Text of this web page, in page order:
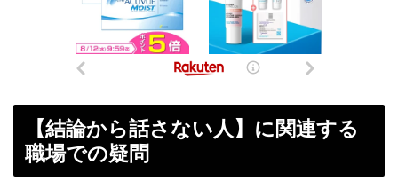
【結論から話さない人】に関連する
職場での疑問